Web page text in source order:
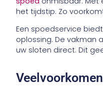
het tijdstip. Zo
Een spoedservice
oplossing. De vakman
uw sloten direct. Dit